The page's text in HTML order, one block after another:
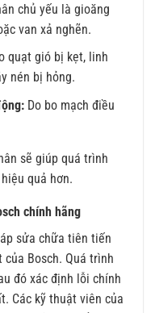
chủ yếu là gioăng
van xả nghẽn.
quạt gió bị kẹt, linh
nén bị hỏng.
Do bo mạch điều
sẽ giúp quá trình
quả hơn.
chính hãng
sửa chữa tiên tiến
Bosch. Quá trình
đó xác định lỗi chính
Các kỹ thuật viên của